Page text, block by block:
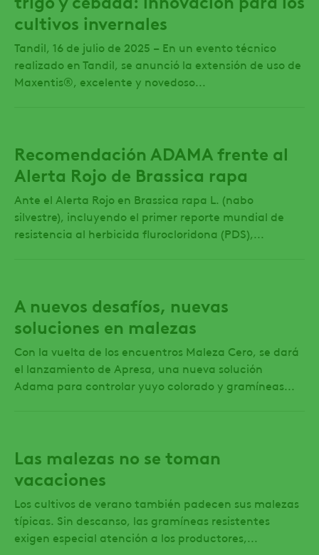
cultivos invernales
Tandil, 16 de julio de 2025 – En un evento técnico
realizado en Tandil, se anunció la extensión de uso de
Maxentis®, excelente y novedoso...
Recomendación ADAMA frente al
Alerta Rojo de Brassica rapa
Ante el Alerta Rojo en Brassica rapa L. (nabo
silvestre), incluyendo el primer reporte mundial de
resistencia al herbicida flurocloridona (PDS),...
A nuevos desafíos, nuevas
soluciones en malezas
Con la vuelta de los encuentros Maleza Cero, se dará
el lanzamiento de Apresa, una nueva solución
Adama para controlar yuyo colorado y gramíneas...
Las malezas no se toman
vacaciones
Los cultivos de verano también padecen sus malezas
típicas. Sin descanso, las gramíneas resistentes
exigen especial atención a los productores,...